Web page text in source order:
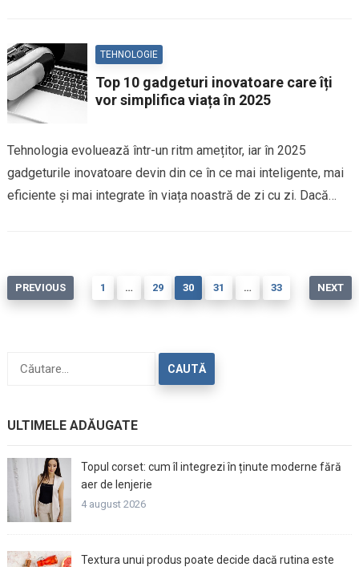
TEHNOLOGIE
Top 10 gadgeturi inovatoare care îți
vor simplifica viața în 2025
Tehnologia evoluează într-un ritm amețitor, iar în 2025
gadgeturile inovatoare devin din ce în ce mai inteligente, mai
eficiente și mai integrate în viața noastră de zi cu zi. Dacă…
Paginație
articole
PREVIOUS 1 … 29 30 31 … 33 NEXT
după:
ULTIMELE ADĂUGATE
Topul corset: cum îl integrezi în ținute moderne fără
aer de lenjerie
4 august 2026
Textura unui produs poate decide dacă rutina este